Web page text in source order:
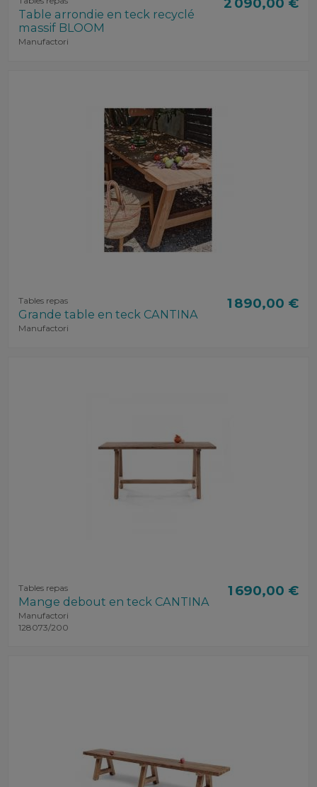
Table arrondie en teck recyclé
massif BLOOM
Manufactori
2 090,00 €
Tables repas
Grande table en teck CANTINA
Manufactori
1 890,00 €
Tables repas
Mange debout en teck CANTINA
Manufactori
128073/200
1 690,00 €